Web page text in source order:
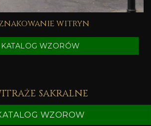
witryn
KATALOG WZORÓW
sakralne
WZOROW